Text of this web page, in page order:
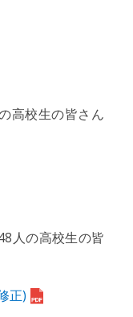
高校生の皆さん
人の高校生の皆
正)